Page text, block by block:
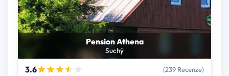
Pension Athena
Suchý
3.6 (239 Recenze)